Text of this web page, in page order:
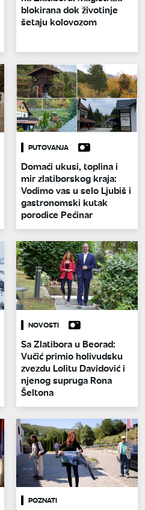
blokirana dok životinje
šetaju kolovozom
PUTOVANJA
Domaći ukusi, toplina i
mir zlatiborskog kraja:
Vodimo vas u selo Ljubiš i
gastronomski kutak
porodice Pećinar
NOVOSTI
Sa Zlatibora u Beorad:
Vučić primio holivudsku
zvezdu Lolitu Davidović i
njenog supruga Rona
Šeltona
POZNATI